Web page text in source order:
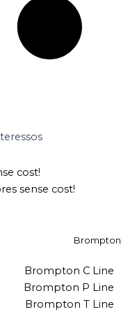
sense cost!
Brompton
Brompton C Line
Brompton P Line
Brompton T Line